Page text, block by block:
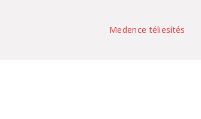
Medence téliesítés